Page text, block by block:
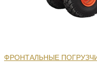
ФРОНТАЛЬНЫЕ